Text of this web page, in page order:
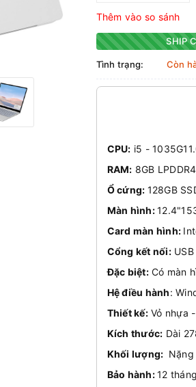
Thêm vào so sánh
SHIP
Tình trạng: Còn
CPU: i5 -
RAM: 8GB
Ổ cứng: 128GB
Màn hình:
Card màn hình:
Cổng kết nối:USB
Đặc biệt:Có màn
Hệ điều hành:
Thiết kế:Vỏ nhựa
Kích thước: Dài
Khối lượng: Nặng
Bảo hành:12 tháng